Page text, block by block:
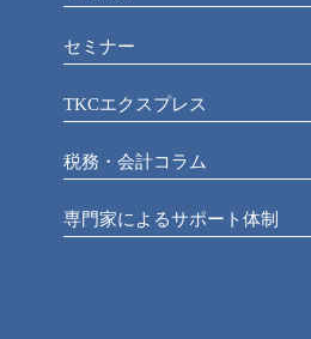
セミナー
TKCエクスプレス
税務・会計コラム
専門家によるサポート体制